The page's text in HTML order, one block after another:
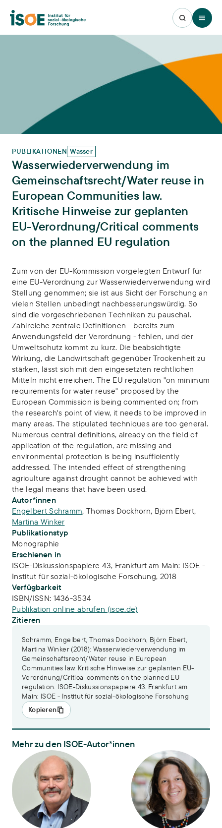
Open
PUBLIKATIONEN Wasser
Wasserwiederverwendung im
Gemeinschaftsrecht/Water reuse in
European Communities law.
Kritische Hinweise zur geplanten
EU-Verordnung/Critical comments
on the planned EU regulation
Publikations-Infos
Zum von der EU-Kommission vorgelegten Entwurf für
eine EU-Verordnung zur Wasserwiederverwendung wird
Stellung genommen; sie ist aus Sicht der Forschung an
vielen Stellen unbedingt nachbesserungswürdig. So
sind die vorgeschriebenen Techniken zu pauschal.
Zahlreiche zentrale Definitionen - bereits zum
Anwendungsfeld der Verordnung - fehlen, und der
Umweltschutz kommt zu kurz. Die beabsichtigte
Wirkung, die Landwirtschaft gegenüber Trockenheit zu
stärken, lässt sich mit den eingesetzten rechtlichen
Mitteln nicht erreichen. The EU regulation "on minimum
requirements for water reuse" proposed by the
European Commission is being commented on; from
the research's point of view, it needs to be improved in
many areas. The stipulated techniques are too general.
Numerous central definitions, already on the field of
application of the regulation, are missing and
environmental protection is being insufficiently
addressed. The intended effect of strengthening
agriculture against drought cannot be achieved with
the legal means that have been used.
Autor*innen
Engelbert Schramm,Thomas Dockhorn, Björn Ebert,
Martina Winker
Publikationstyp
Monographie
Erschienen in
ISOE-Diskussionspapiere 43, Frankfurt am Main: ISOE -
Institut für sozial-ökologische Forschung, 2018
Verfügbarkeit
ISBN/ISSN: 1436-3534
Publikation online abrufen (isoe.de)
Zitieren
Schramm, Engelbert, Thomas Dockhorn, Björn Ebert,
Martina Winker (2018): Wasserwiederverwendung im
Gemeinschaftsrecht/Water reuse in European
Communities law. Kritische Hinweise zur geplanten EU-
Verordnung/Critical comments on the planned EU
regulation. ISOE-Diskussionspapiere 43. Frankfurt am
Main: ISOE - Institut für sozial-ökologische Forschung
Kopieren
Mehr zu den ISOE-Autor*innen
Dr. Engelbert Schramm Dr.-Ing. Martina Winker